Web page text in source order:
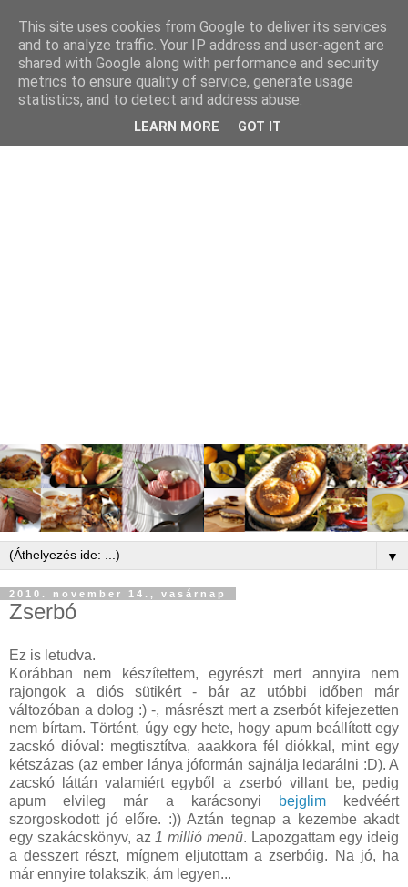
▼
2010. november 14., vasárnap
Zserbó
Ez is letudva.
Korábban nem készítettem, egyrészt mert annyira nem
rajongok a diós sütikért - bár az utóbbi időben már
változóban a dolog :) -, másrészt mert a zserbót kifejezetten
nem bírtam. Történt, úgy egy hete, hogy apum beállított egy
zacskó dióval: megtisztítva, aaakkora fél diókkal, mint egy
kétszázas (az ember lánya jóformán sajnálja ledarálni :D). A
zacskó láttán valamiért egyből a zserbó villant be, pedig
apum elvileg már a karácsonyi
bejglimkedvéért
szorgoskodott jó előre. :)) Aztán tegnap a kezembe akadt
egy szakácskönyv, az 1 millió menü. Lapozgattam egy ideig
a desszert részt, mígnem eljutottam a zserbóig. Na jó, ha
már ennyire tolakszik, ám legyen...
This site uses cookies from Google to deliver its services
and to analyze traffic. Your IP address and user-agent are
shared with Google along with performance and security
metrics to ensure quality of service, generate usage
statistics, and to detect and address abuse.
LEARN MORE GOT IT